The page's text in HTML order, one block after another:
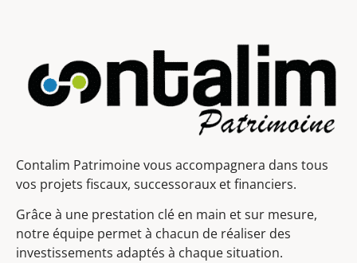
Contalim Patrimoine vous accompagnera dans tous
vos projets fiscaux, successoraux et financiers.
Grâce à une prestation clé en main et sur mesure,
notre équipe permet à chacun de réaliser des
investissements adaptés à chaque situation.